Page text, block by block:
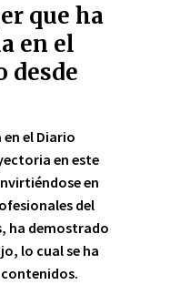
que ha
en el
desde
en el Diario
en este
en
del
ha demostrado
lo cual se ha